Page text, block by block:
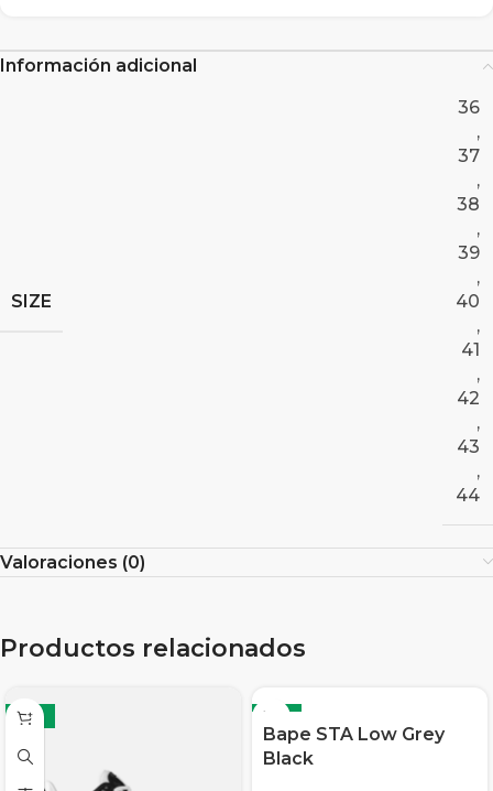
Información adicional
SIZE
36
,
37
,
38
,
39
,
40
,
41
,
42
,
43
,
44
Valoraciones (0)
Productos relacionados
-19% -12%
Bape STA Low Grey
Black